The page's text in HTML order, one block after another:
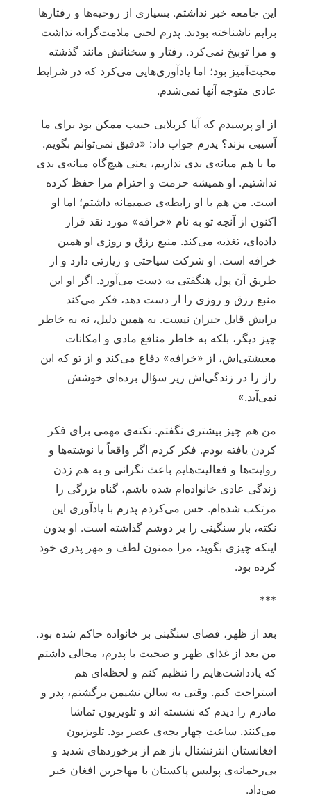
این جامعه خبر نداشتم. بسیاری از روحیه‌ها و رفتارها
برایم ناشناخته بودند. پدرم لحنی ملامت‌گرانه نداشت
و مرا توبیخ نمی‌کرد. رفتار و سخنانش مانند گذشته
محبت‌آمیز بود؛ اما یادآوری‌هایی می‌کرد که در شرایط
عادی متوجه آنها نمی‌شدم.
از او پرسیدم که آیا کربلایی حبیب ممکن بود برای ما
آسیبی بزند؟ پدرم جواب داد: «دقیق نمی‌توانم بگویم.
ما با هم میانه‌ی بدی نداریم، یعنی هیچ‌گاه میانه‌ی بدی
نداشتیم. او همیشه حرمت و احترام مرا حفظ کرده
است. من هم با او رابطه‌ی صمیمانه داشتم؛ اما او
اکنون از آنچه تو به نام «خرافه» مورد نقد قرار
داده‌ای، تغذیه می‌کند. منبع رزق و روزی او همین
خرافه است. او شرکت سیاحتی و زیارتی دارد و از
طریق آن پول هنگفتی به دست می‌آورد. اگر او این
منبع رزق و روزی را از دست دهد، فکر می‌کند
برایش قابل جبران نیست. به همین دلیل، نه به خاطر
چیز دیگر، بلکه به خاطر منافع مادی و امکانات
معیشتی‌اش، از «خرافه» دفاع می‌کند و از تو که این
راز را در زندگی‌اش زیر سؤال برده‌ای خوشش
نمی‌آید.»
من هم چیز بیشتری نگفتم. نکته‌ی مهمی برای فکر
کردن یافته بودم. فکر کردم اگر واقعاً با نوشته‌ها و
روایت‌ها و فعالیت‌هایم باعث نگرانی و به هم زدن
زندگی عادی خانواده‌ام شده باشم، گناه بزرگی را
مرتکب شده‌ام. حس می‌کردم پدرم با یادآوری این
نکته، بار سنگینی را بر دوشم گذاشته است. او بدون
اینکه چیزی بگوید، مرا ممنون لطف و مهر پدری خود
کرده بود.
***
بعد از ظهر، فضای سنگینی بر خانواده حاکم شده بود.
من بعد از غذای ظهر و صحبت با پدرم، مجالی داشتم
که یادداشت‌هایم را تنظیم کنم و لحظه‌ای هم
استراحت کنم. وقتی به سالن نشیمن برگشتم، پدر و
مادرم را دیدم که نشسته اند و تلویزیون تماشا
می‌کنند. ساعت چهار بجه‌ی عصر بود. تلویزیون
افغانستان انترنشنال باز هم از برخوردهای شدید و
بی‌رحمانه‌ی پولیس پاکستان با مهاجرین افغان خبر
می‌داد.